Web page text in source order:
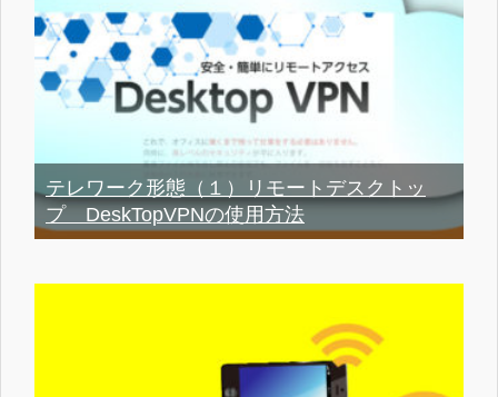
テレワーク形態（１）リモートデスクトッ
プ DeskTopVPNの使用方法